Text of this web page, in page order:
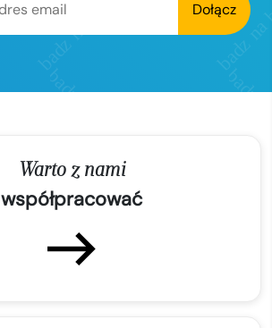
Dołącz
Warto z nami
współpracować